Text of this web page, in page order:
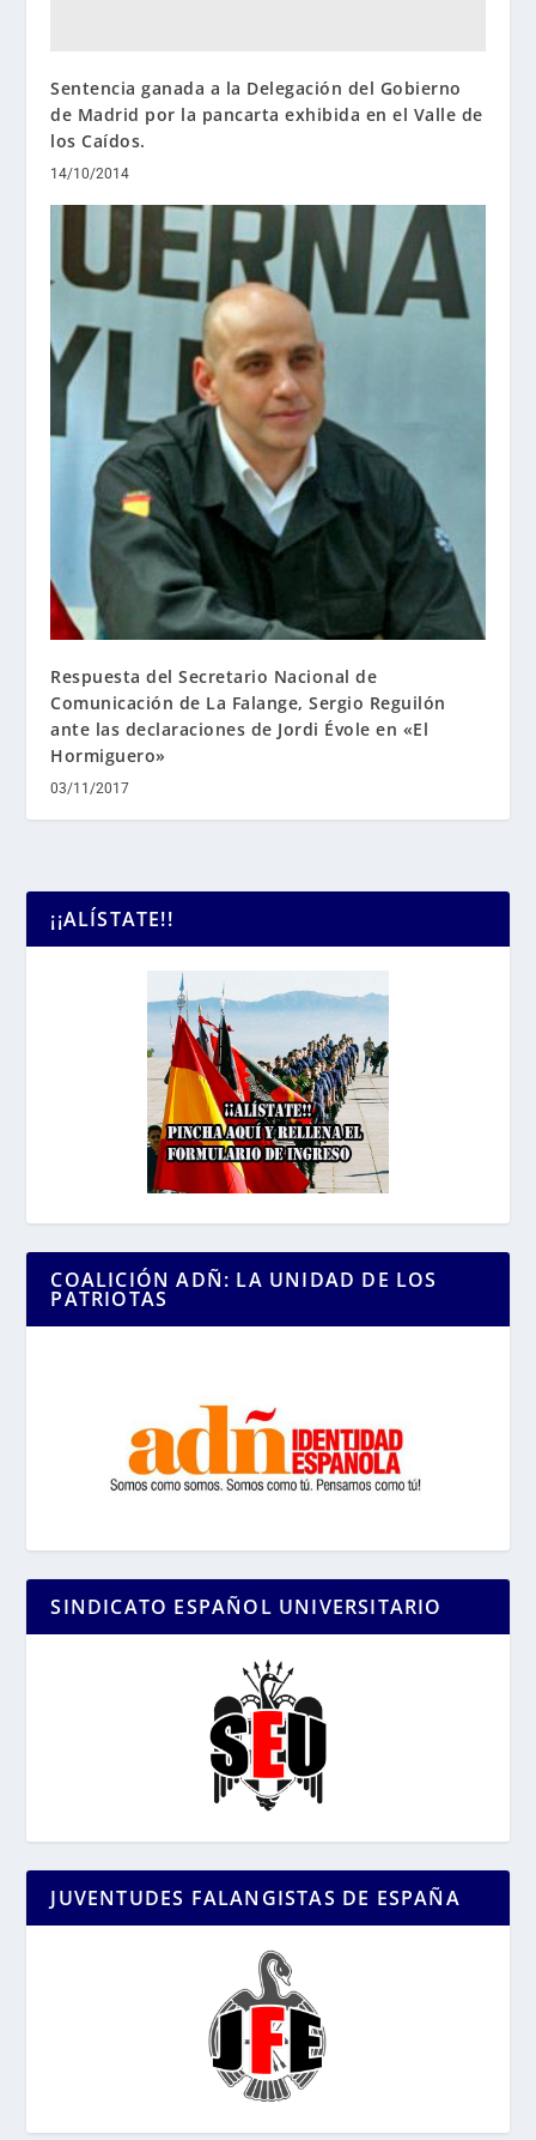
Sentencia ganada a la Delegación del Gobierno
de Madrid por la pancarta exhibida en el Valle de
los Caídos.
14/10/2014
Respuesta del Secretario Nacional de
Comunicación de La Falange, Sergio Reguilón
ante las declaraciones de Jordi Évole en «El
Hormiguero»
03/11/2017
¡¡ALÍSTATE!!
COALICIÓN ADÑ: LA UNIDAD DE LOS
PATRIOTAS
SINDICATO ESPAÑOL UNIVERSITARIO
JUVENTUDES FALANGISTAS DE ESPAÑA